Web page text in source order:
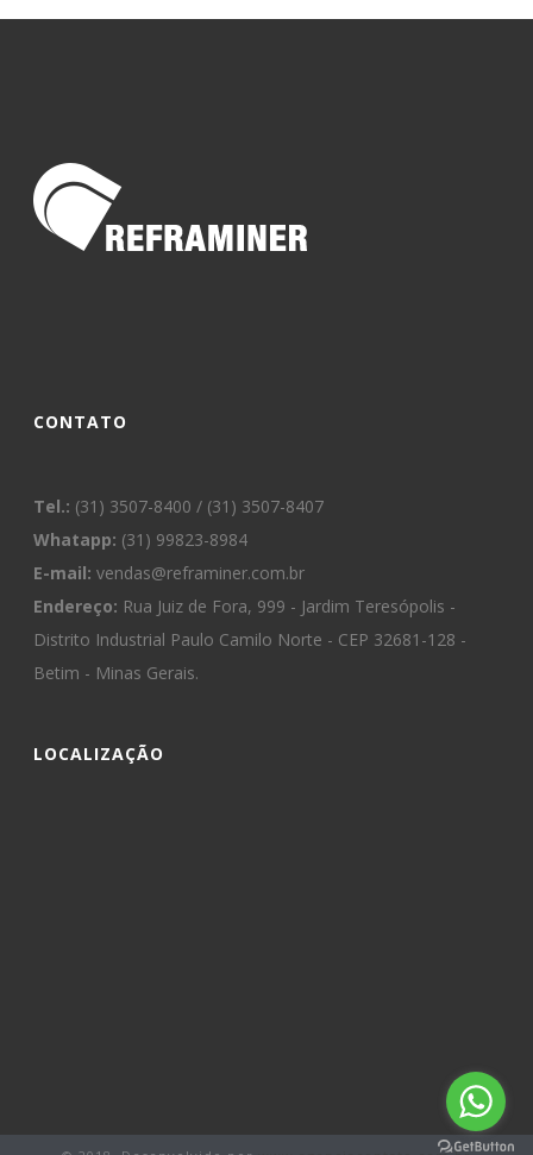
CONTATO
Tel.: (31) 3507-8400 / (31) 3507-8407
Whatapp: (31) 99823-8984
E-mail: vendas@reframiner.com.br
Endereço: Rua Juiz de Fora, 999 - Jardim Teresópolis -
Distrito Industrial Paulo Camilo Norte - CEP 32681-128 -
Betim - Minas Gerais.
LOCALIZAÇÃO